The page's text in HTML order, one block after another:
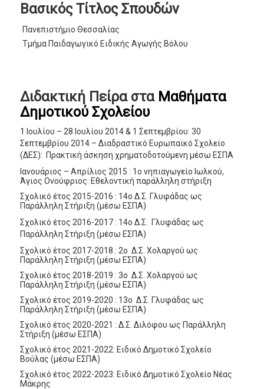
Βασικός Τίτλος Σπουδών
Πανεπιστήμιο Θεσσαλίας
Τμήμα Παιδαγωγικό Ειδικής Αγωγής Βόλου
Διδακτική Πείρα στα Μαθήματα
Δημοτικού Σχολείου
1 Ιουλίου – 28 Ιουλίου 2014 & 1 Σεπτεμβρίου: 30
Σεπτεμβρίου 2014 – Διαδραστικό Ευρωπαϊκό Σχολείο
(ΔΕΣ): Πρακτική άσκηση χρηματοδοτούμενη μέσω ΕΣΠΑ
Ιανουάριος – Απρίλιος 2015 : 1ο νηπιαγωγείο Ιωλκού,
Άγιος Ονούφριος: Εθελοντική παράλληλη στήριξη
Σχολικό έτος 2015-2016 : 14ο Δ.Σ. Γλυφάδας ως
Παράλληλη Στήριξη (μέσω ΕΣΠΑ)
Σχολικό έτος 2016-2017 : 14ο Δ.Σ. Γλυφάδας ως
Παράλληλη Στήριξη (μέσω ΕΣΠΑ)
Σχολικό έτος 2017-2018 : 2ο Δ.Σ. Χολαργού ως
Παράλληλη Στήριξη (μέσω ΕΣΠΑ)
Σχολικό έτος 2018-2019 : 3ο Δ.Σ. Χολαργού ως
Παράλληλη Στήριξη (μέσω ΕΣΠΑ)
Σχολικό έτος 2019-2020 : 13ο Δ.Σ. Γλυφάδας ως
Παράλληλη Στήριξη (μέσω ΕΣΠΑ)
Σχολικό έτος 2020-2021 : Δ.Σ. Διλόφου ως Παράλληλη
Στήριξη (μέσω ΕΣΠΑ)
Σχολικό έτος 2021-2022: Ειδικό Δημοτικό Σχολείο
Βούλας (μέσω ΕΣΠΑ)
Σχολικό έτος 2022-2023: Ειδικό Δημοτικό Σχολείο Νέας
Μάκρης